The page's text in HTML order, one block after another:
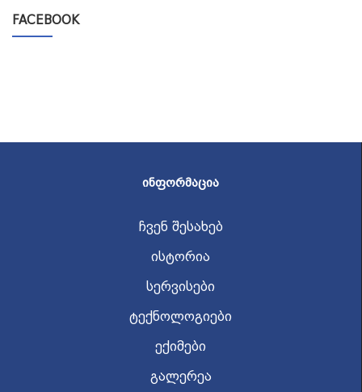
FACEBOOK
ᲘᲜᲤᲝᲠᲛᲐᲪᲘᲐ
ჩვენ შესახებ
ისტორია
სერვისები
ტექნოლოგიები
ექიმები
გალერეა